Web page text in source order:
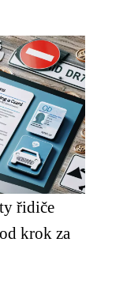
řidiče
krok za